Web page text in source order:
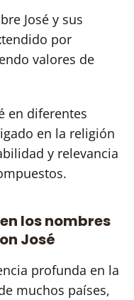
José y sus
por
valores de
en diferentes
en la religión
y relevancia
los nombres
José
profunda en la
muchos países,